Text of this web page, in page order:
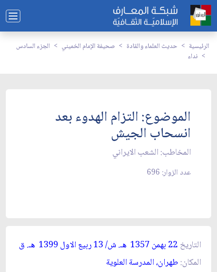
الرئيسية حديث العلماء والقادة صحيفة الإمام الخميني
الجزء السادس
نداء
الموضوع: التزام الهدوء بعد
انسحاب الجيش‏
المخاطب: الشعب الايراني‏
عدد الزوار: 696
التاريخ 22 بهمن 1357 هـ. ش/ 13 ربيع الاول 1399 هـ. ق‏
المكان: طهران، المدرسة العلوية